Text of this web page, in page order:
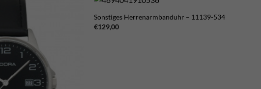
Sonstiges Herrenarmbanduhr – 11139-534
€129,00